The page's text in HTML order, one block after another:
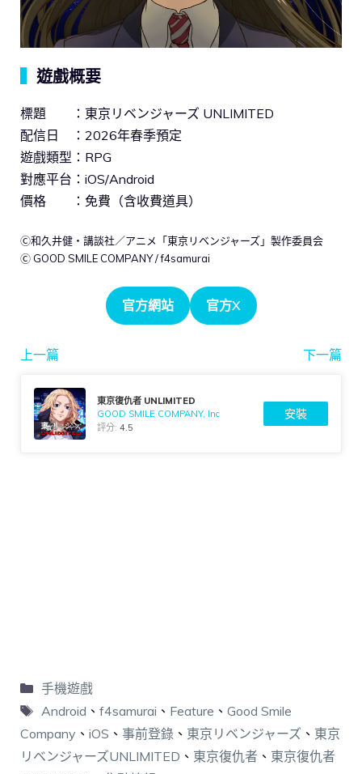
遊戲概要
標題 ：東京リベンジャーズ UNLIMITED
配信日 ：2026年春季預定
遊戲類型：RPG
對應平台：iOS/Android
價格 ：免費（含收費道具）
Ⓒ和久井健・講談社／アニメ「東京リベンジャーズ」製作委員会
Ⓒ GOOD SMILE COMPANY / f4samurai
官方網站 官方X
上一篇 下一篇
東京復仇者 UNLIMITED
GOOD SMILE COMPANY, Inc
評分:4.5
安裝
手機遊戲
Android 、 f4samurai 、 Feature 、 Good Smile
Company 、 iOS 、 事前登錄 、 東京リベンジャーズ 、 東京
リベンジャーズUNLIMITED 、 東京復仇者 、 東京復仇者